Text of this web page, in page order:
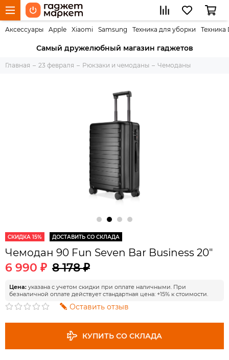
Аксессуары Apple Xiaomi Samsung Техника для уборки Техника
Самый дружелюбный магазин гаджетов
Главная 23 февраля Рюкзаки и чемоданы Чемоданы
СКИДКА 15% ДОСТАВИТЬ СО СКЛАДА
Чемодан 90 Fun Seven Bar Business 20"
6 990 ₽ 8 178 ₽
Цена: указана с учетом скидки при оплате наличными. При
безналичной оплате действует стандартная цена: +15% к стоимости.
Оставить отзыв
КУПИТЬ СО СКЛАДА